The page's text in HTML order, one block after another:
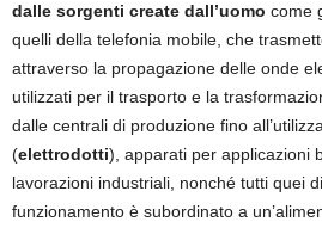
dalle sorgenti create dall’uomo come
quelli della telefonia mobile, che
attraverso la propagazione delle onde
utilizzati per il trasporto e la
dalle centrali di produzione fino
(elettrodotti), apparati per applicazioni
lavorazioni industriali, nonché tutti quei
funzionamento è subordinato a